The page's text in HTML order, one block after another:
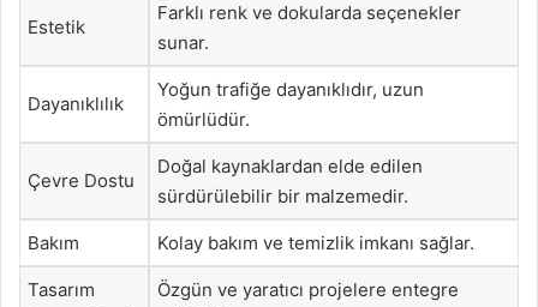
Estetik
Farklı renk ve dokularda seçenekler
sunar.
Dayanıklılık
Yoğun trafiğe dayanıklıdır, uzun
ömürlüdür.
Çevre Dostu
Doğal kaynaklardan elde edilen
sürdürülebilir bir malzemedir.
Bakım Kolay bakım ve temizlik imkanı sağlar.
Tasarım
Özgün ve yaratıcı projelere entegre